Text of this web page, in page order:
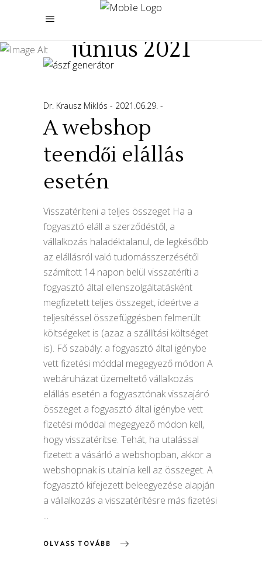
június 2021
Dr. Krausz Miklós 2021.06.29.
A webshop
teendői elállás
esetén
Visszatéríteni a teljes összeget Ha a
fogyasztó eláll a szerződéstől, a
vállalkozás haladéktalanul, de legkésőbb
az elállásról való tudomásszerzésétől
számított 14 napon belül visszatéríti a
fogyasztó által ellenszolgáltatásként
megfizetett teljes összeget, ideértve a
teljesítéssel összefüggésben felmerült
költségeket is (azaz a szállítási költséget
is). Fő szabály: a fogyasztó által igénybe
vett fizetési móddal megegyező módon A
webáruházat üzemeltető vállalkozás
elállás esetén a fogyasztónak visszajáró
összeget a fogyasztó által igénybe vett
fizetési móddal megegyező módon kell,
hogy visszatérítse. Tehát, ha utalással
fizetett a vásárló a webshopban, akkor a
webshopnak is utalnia kell az összeget. A
fogyasztó kifejezett beleegyezése alapján
a vállalkozás a visszatérítésre más fizetési
OLVASS TOVÁBB